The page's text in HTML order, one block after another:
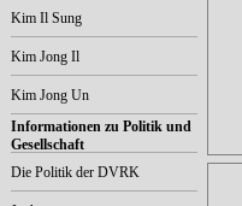
Kim Il Sung
Kim Jong Il
Kim Jong Un
Informationen zu Politik und
Gesellschaft
Die Politik der DVRK